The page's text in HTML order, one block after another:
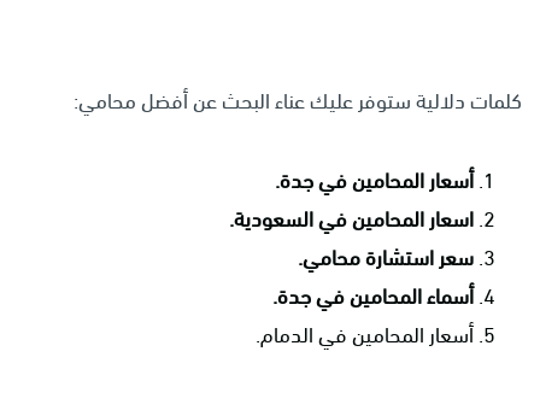
كلمات دلالية ستوفر عليك عناء البحث عن أفضل محامي:
أسعار المحامين في جدة.
اسعار المحامين في السعودية.
سعر استشارة محامي.
أسماء المحامين في جدة.
أسعار المحامين في الدمام.